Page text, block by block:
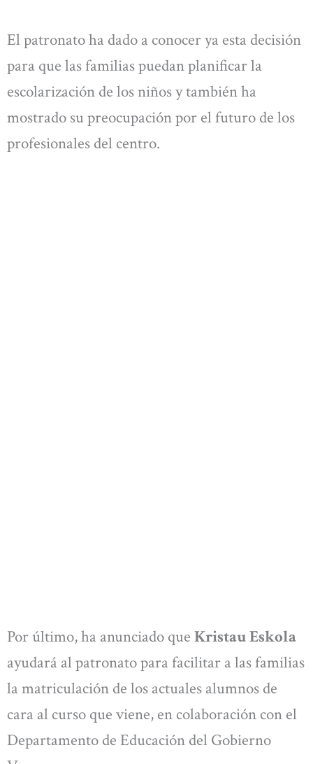
El patronato ha dado a conocer ya esta decisión
para que las familias puedan planificar la
escolarización de los niños y también ha
mostrado su preocupación por el futuro de los
profesionales del centro.
Por último, ha anunciado que Kristau Eskola
ayudará al patronato para facilitar a las familias
la matriculación de los actuales alumnos de
cara al curso que viene, en colaboración con el
Departamento de Educación del Gobierno